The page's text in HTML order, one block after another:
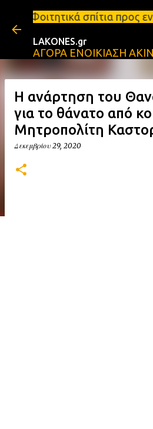
Μετάβαση στο κύριο
προς ενοικίαση στη
LAKONES.gr
ΑΓΟΡΑ ΕΝΟΙΚΙΑΣΗ
Η ανάρτηση του
για το θάνατο από
Μητροπολίτη
Δεκεμβρίου 29, 2020